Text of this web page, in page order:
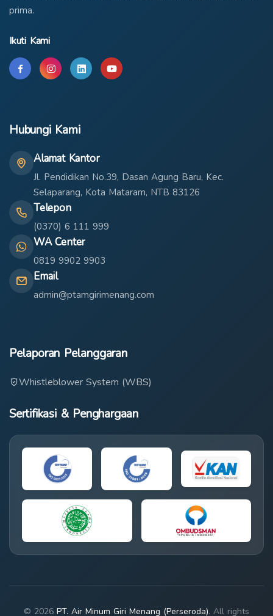
prima.
Ikuti Kami
Hubungi Kami
Alamat Kantor
Jl. Pendidikan No.39, Dasan Agung Baru, Kec.
Selaparang, Kota Mataram, NTB 83126
Telepon
(0370) 6 111 999
WA Center
0819 9902 9903
Email
admin@ptamgirimenang.com
Pelaporan Pelanggaran
Whistleblower System (WBS)
Sertifikasi & Penghargaan
© 2026 PT. Air Minum Giri Menang (Perseroda). All rights